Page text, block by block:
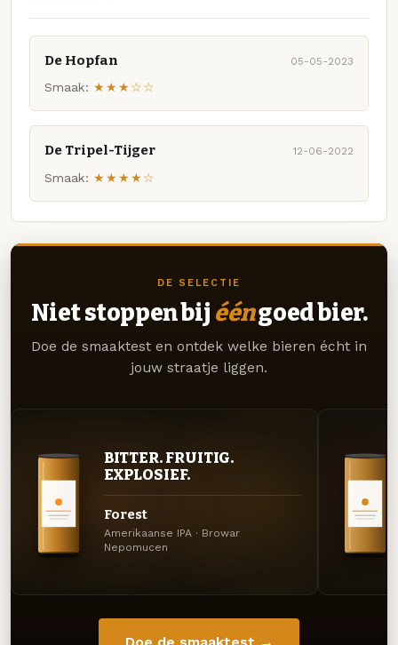
De Hopfan 05-05-2023
Smaak: ★★★☆☆
De Tripel-Tijger 12-06-2022
Smaak: ★★★★☆
DE SELECTIE
Niet stoppen bij ééngoed bier.
Doe de smaaktest en ontdek welke bieren écht in
jouw straatje liggen.
BITTER. FRUITIG.
EXPLOSIEF.
Forest
Amerikaanse IPA · Browar
Nepomucen